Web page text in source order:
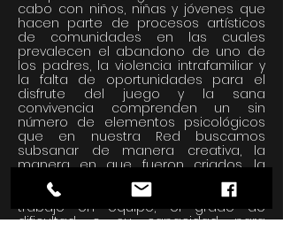
cabo con niños, niñas y jóvenes que
hacen parte de procesos artísticos
de comunidades en las cuales
prevalecen el abandono de uno de
los padres, la violencia intrafamiliar y
la falta de oportunidades para el
disfrute del juego y la sana
convivencia comprenden un sin
número de elementos psicológicos
que en nuestra Red buscamos
subsanar de manera creativa, la
manera en que fueron criados, la
habilidad y experiencia para
enfrentarse a los problemas del
trabajo en equipo, el grado de
dificultad o su capacidad para